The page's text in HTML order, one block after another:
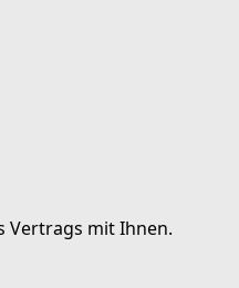
Vertrags mit Ihnen.